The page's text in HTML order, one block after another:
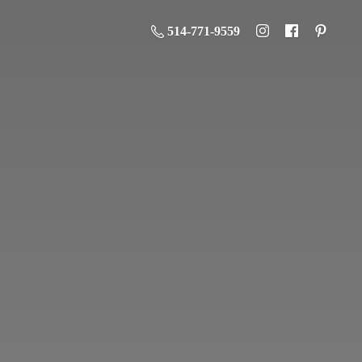
514-771-9559